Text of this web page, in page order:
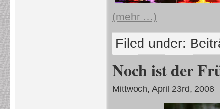
(mehr …)
Filed under:
Noch ist der
Mittwoch, April 23rd, 2008